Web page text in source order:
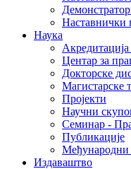
Наставнички
Наука
Центар за
Докторске
Магистарске
Пројекти
Научни
Семинар -
Публикације
Међународни
Издаваштво